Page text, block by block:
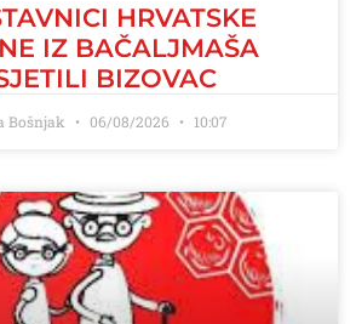
HRVATSKE
IZ BAČALJMAŠA
BIZOVAC
Bošnjak 06/08/2026 10:07